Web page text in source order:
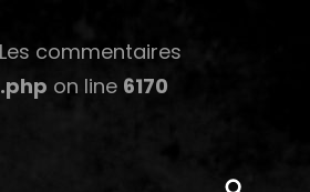
commentaires
on line 6170